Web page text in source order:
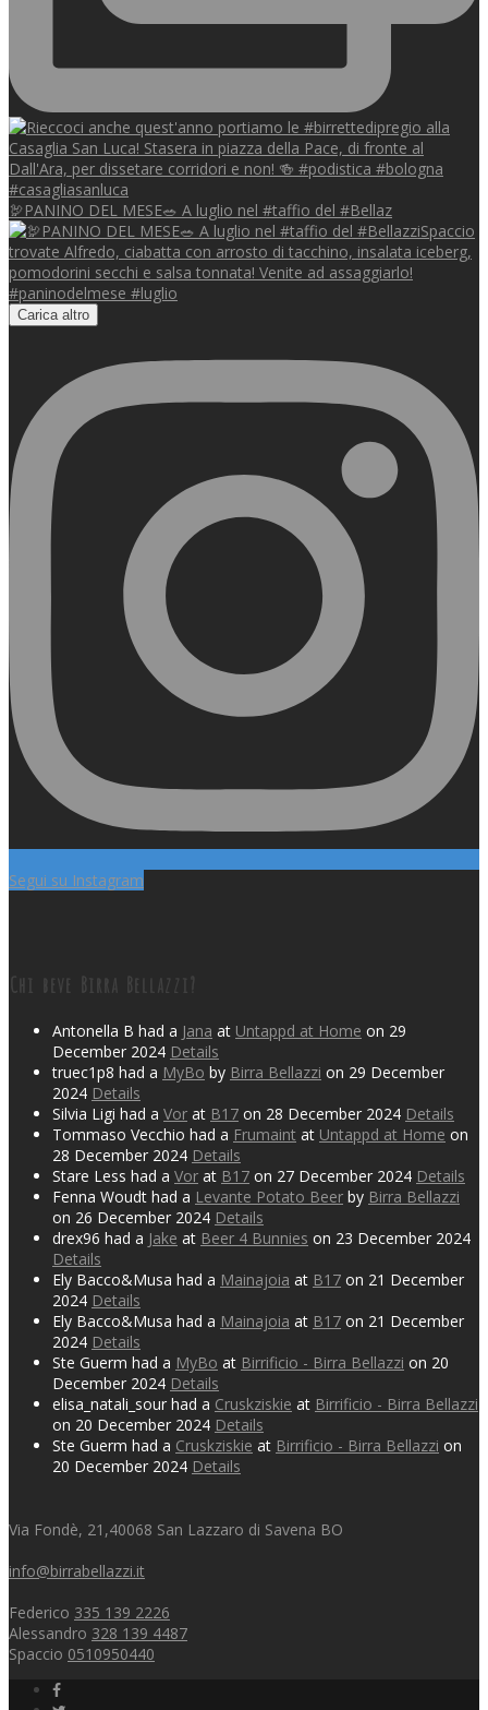
🦃PANINO DEL MESE🥗 A luglio nel #taffio del #Bellaz
Carica altro
Segui su Instagram
Chi beve Birra Bellazzi?
Antonella B had a Jana at Untappd at Home on 29
December 2024 Details
truec1p8 had a MyBo by Birra Bellazzi on 29 December
2024 Details
Silvia Ligi had a Vor at B17 on 28 December 2024 Details
Tommaso Vecchio had a Frumaint at Untappd at Home on
28 December 2024 Details
Stare Less had a Vor at B17 on 27 December 2024 Details
Fenna Woudt had a Levante Potato Beer by Birra Bellazzi
on 26 December 2024 Details
drex96 had a Jake at Beer 4 Bunnies on 23 December 2024
Details
Ely Bacco&Musa had a Mainajoia at B17 on 21 December
2024 Details
Ely Bacco&Musa had a Mainajoia at B17 on 21 December
2024 Details
Ste Guerm had a MyBo at Birrificio - Birra Bellazzi on 20
December 2024 Details
elisa_natali_sour had a Cruskziskie at Birrificio - Birra Bellazzi
on 20 December 2024 Details
Ste Guerm had a Cruskziskie at Birrificio - Birra Bellazzi on
20 December 2024 Details
Via Fondè, 21,40068 San Lazzaro di Savena BO
info@birrabellazzi.it
Federico 335 139 2226
Alessandro 328 139 4487
Spaccio 0510950440